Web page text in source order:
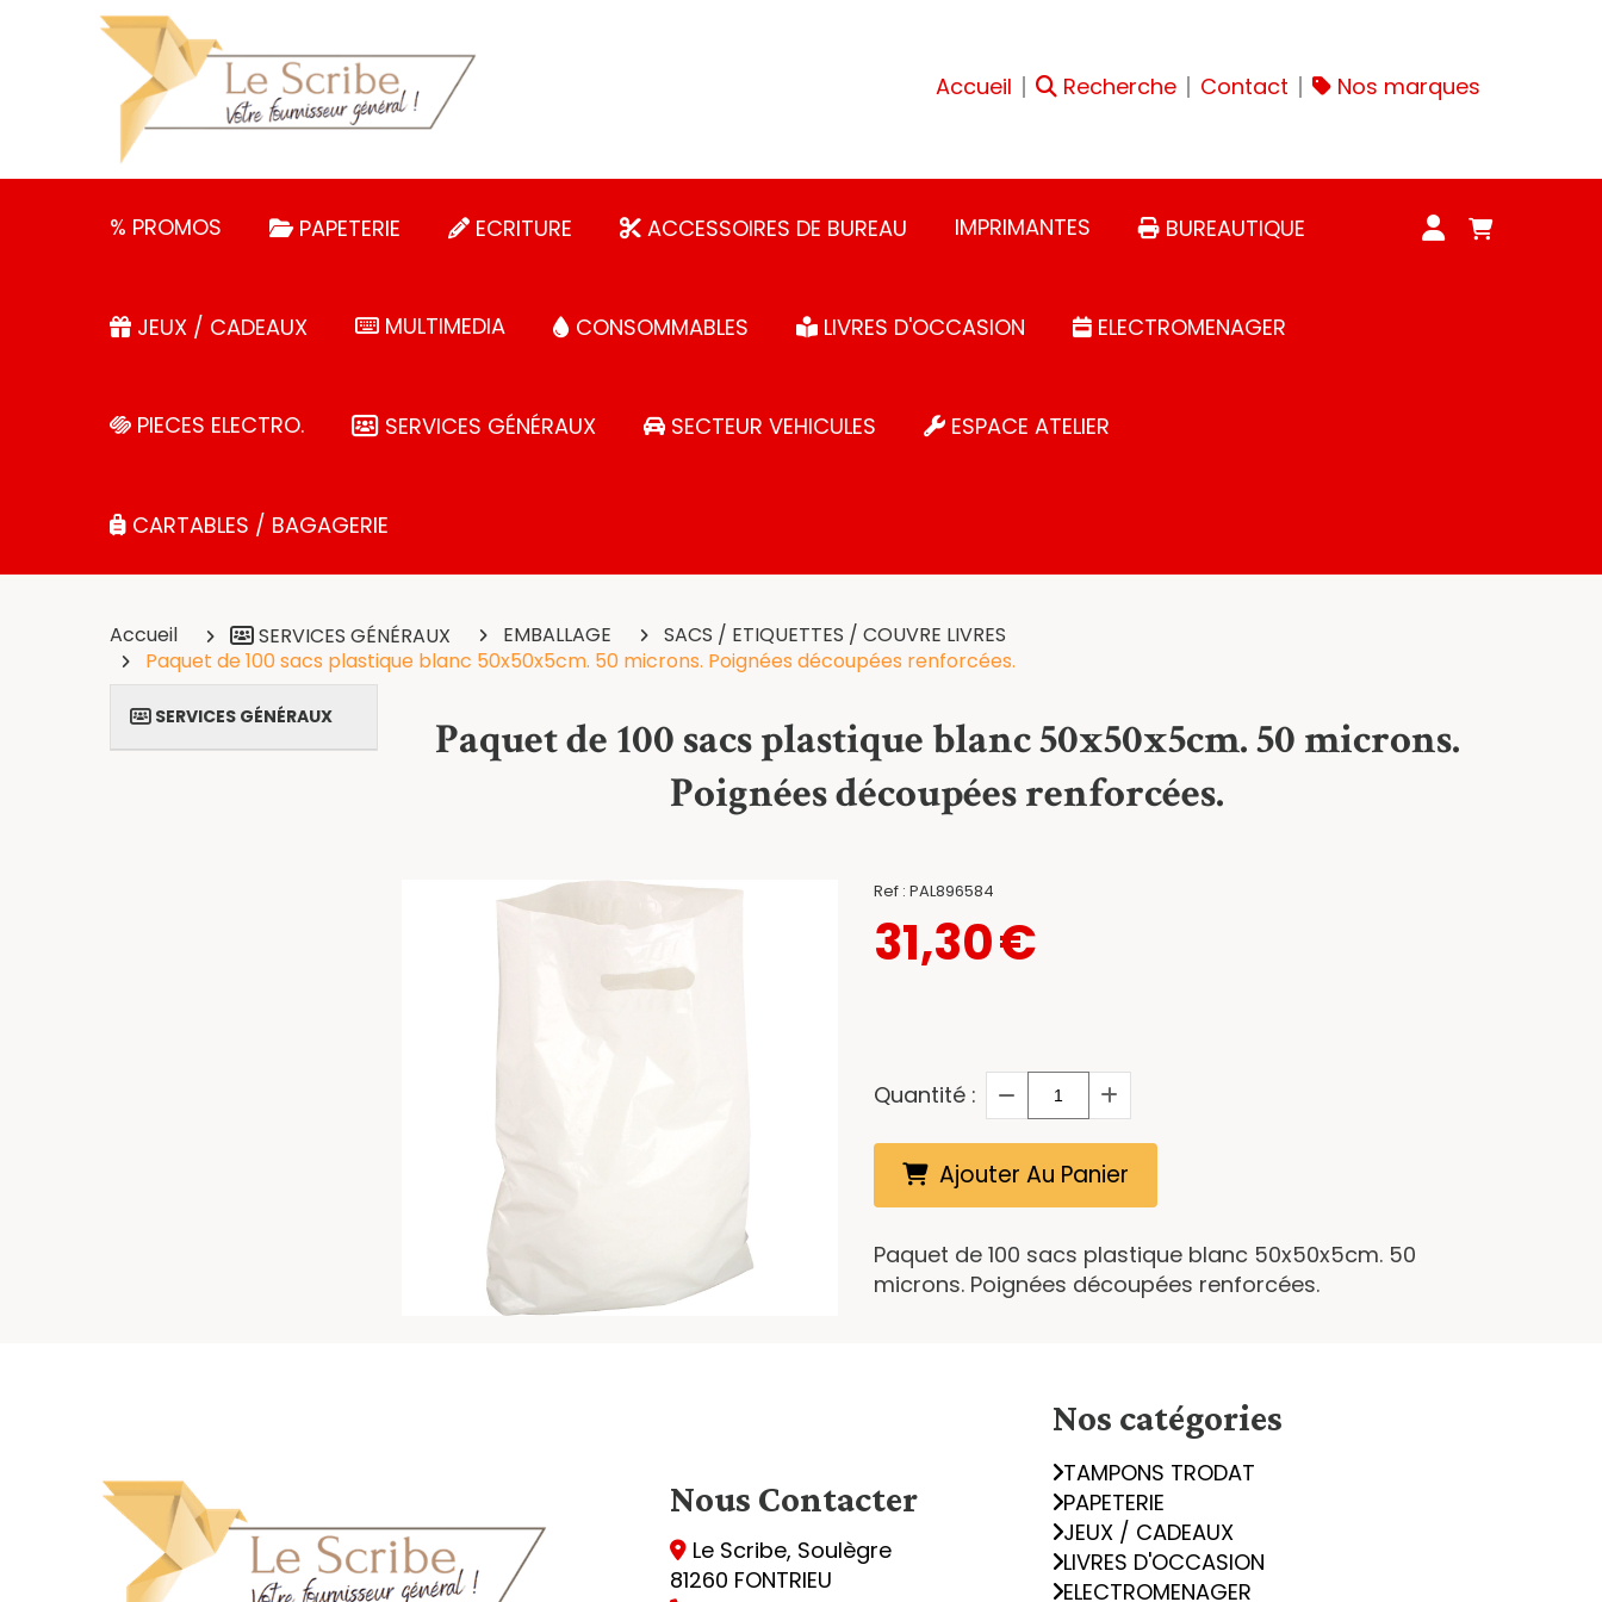
Accueil Recherche Contact Nos marques
% PROMOS PAPETERIE ECRITURE ACCESSOIRES DE BUREAU IMPRIMANTES BUREAUTIQUE
JEUX / CADEAUX MULTIMEDIA CONSOMMABLES LIVRES D'OCCASION ELECTROMENAGER
PIECES ELECTRO. SERVICES GÉNÉRAUX SECTEUR VEHICULES ESPACE ATELIER
CARTABLES / BAGAGERIE
SERVICES GÉNÉRAUX
Accueil SERVICES GÉNÉRAUX EMBALLAGE
SACS / ETIQUETTES / COUVRE LIVRES
Paquet de 100 sacs plastique blanc 50x50x5cm. 50 microns. Poignées découpées renforcées.
Paquet de 100 sacs plastique blanc 50x50x5cm. 50 microns.
Poignées découpées renforcées.
Ref : PAL896584
31,30€
Quantité :
Ajouter Au Panier
Paquet de 100 sacs plastique blanc 50x50x5cm. 50
microns. Poignées découpées renforcées.
Nous Contacter
 Le Scribe, Soulègre
81260 FONTRIEU
Nos catégories
TAMPONS TRODAT
PAPETERIE
JEUX / CADEAUX
LIVRES D'OCCASION
ELECTROMENAGER